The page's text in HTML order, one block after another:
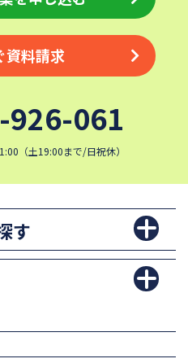
資料請求
926-061
（土19:00まで/日祝休）
す